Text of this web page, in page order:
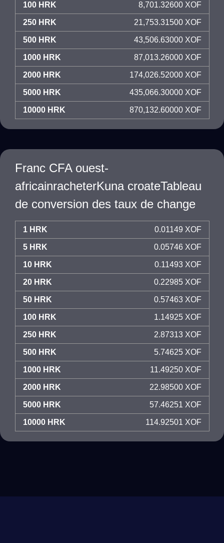
100 HRK 8,701.32600 XOF
250 HRK 21,753.31500 XOF
500 HRK 43,506.63000 XOF
1000 HRK 87,013.26000 XOF
2000 HRK 174,026.52000 XOF
5000 HRK 435,066.30000 XOF
10000 HRK 870,132.60000 XOF
Franc CFA ouest-
africainracheterKuna croateTableau
de conversion des taux de change
1 HRK 0.01149 XOF
5 HRK 0.05746 XOF
10 HRK 0.11493 XOF
20 HRK 0.22985 XOF
50 HRK 0.57463 XOF
100 HRK 1.14925 XOF
250 HRK 2.87313 XOF
500 HRK 5.74625 XOF
1000 HRK 11.49250 XOF
2000 HRK 22.98500 XOF
5000 HRK 57.46251 XOF
10000 HRK 114.92501 XOF